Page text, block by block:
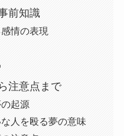
前知識
情の表現
注意点まで
起源
人を殴る夢の意味